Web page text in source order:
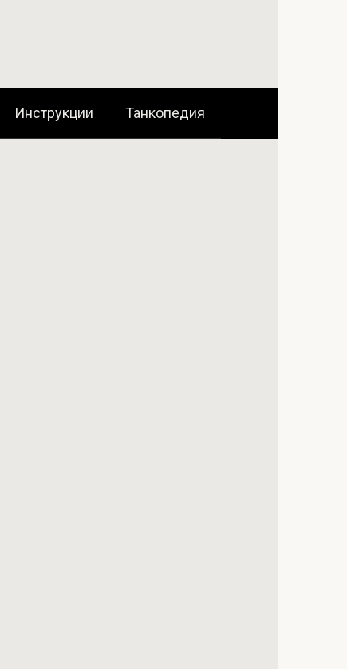
Инструкции Танкопедия